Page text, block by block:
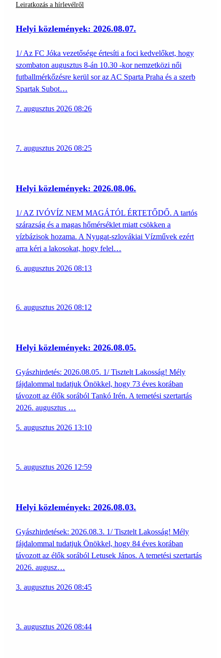
Leiratkozás a hírlevélről
Helyi közlemények: 2026.08.07.
1/ Az FC Jóka vezetősége értesíti a foci kedvelőket, hogy
szombaton augusztus 8-án 10.30 -kor nemzetközi női
futballmérkőzésre kerül sor az AC Sparta Praha és a szerb
Spartak Subot…
7. augusztus 2026 08:26
7. augusztus 2026 08:25
Helyi közlemények: 2026.08.06.
1/ AZ IVÓVÍZ NEM MAGÁTÓL ÉRTETŐDŐ. A tartós
szárazság és a magas hőmérséklet miatt csökken a
vízbázisok hozama. A Nyugat-szlovákiai Vízművek ezért
arra kéri a lakosokat, hogy felel…
6. augusztus 2026 08:13
6. augusztus 2026 08:12
Helyi közlemények: 2026.08.05.
Gyászhirdetés: 2026.08.05. 1/ Tisztelt Lakosság! Mély
fájdalommal tudatjuk Önökkel, hogy 73 éves korában
távozott az élők sorából Tankó Irén. A temetési szertartás
2026. augusztus …
5. augusztus 2026 13:10
5. augusztus 2026 12:59
Helyi közlemények: 2026.08.03.
Gyászhirdetések: 2026.08.3. 1/ Tisztelt Lakosság! Mély
fájdalommal tudatjuk Önökkel, hogy 84 éves korában
távozott az élők sorából Letusek János. A temetési szertartás
2026. augusz…
3. augusztus 2026 08:45
3. augusztus 2026 08:44